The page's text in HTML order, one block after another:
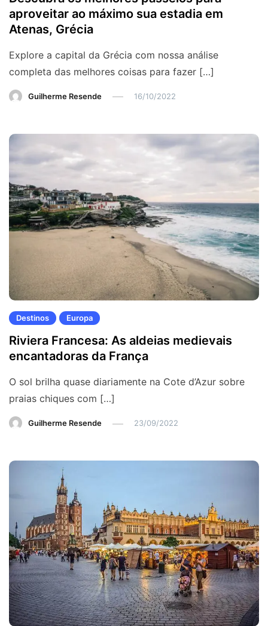
aproveitar ao máximo sua estadia em
Atenas, Grécia
Explore a capital da Grécia com nossa análise
completa das melhores coisas para fazer […]
Guilherme Resende 16/10/2022
Destinos Europa
Riviera Francesa: As aldeias medievais
encantadoras da França
O sol brilha quase diariamente na Cote d’Azur sobre
praias chiques com […]
Guilherme Resende 23/09/2022